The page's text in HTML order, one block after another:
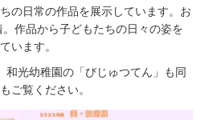
の日常の作品を展示しています。お
作品から子どもたちの日々の姿を
います。
光幼稚園の「びじゅつてん」も同
ご覧ください。